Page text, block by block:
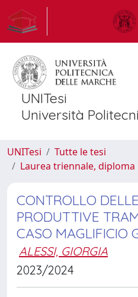
UNITesi
Università
UNITesi
Tutte le tesi
Laurea triennale,
CONTROLLO
PRODUTTIVE
CASO MAGLIFICIO
ALESSI, GIORGIA
2023/2024